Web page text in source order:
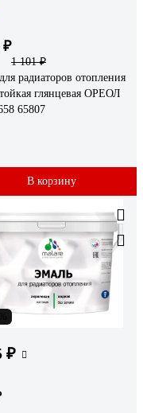
₽
1 101 ₽
радиаторов отопления
глянцевая ОРЕОЛ
65807
В корзину
₽